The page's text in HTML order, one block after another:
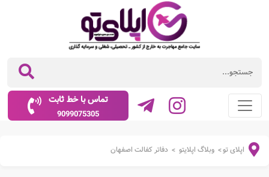
تماس با خط ثابت
9099075305
اپلای تو> وبلاگ اپلایتو > دفاتر کفالت اصفهان